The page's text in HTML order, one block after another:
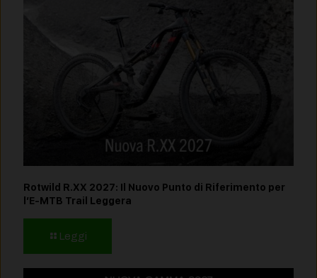
Rotwild R.XX 2027: Il Nuovo Punto di Riferimento per
l’E-MTB Trail Leggera
Leggi